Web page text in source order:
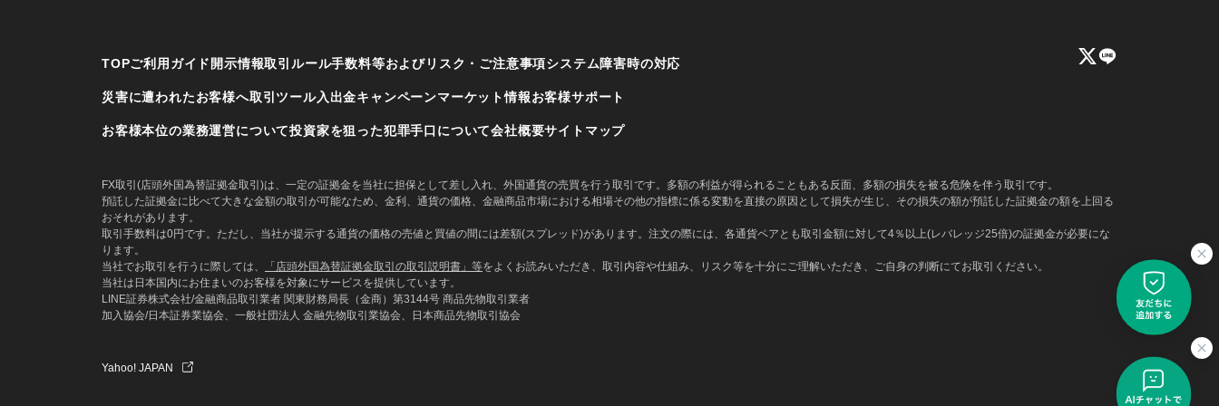
TOPご利用ガイド 開示情報取引ルール手数料等およびリスク・ご注意事項システム障害時の対応
災害に遭われたお客様へ取引ツール入出金キャンペーンマーケット情報お客様サポート
お客様本位の業務運営について投資家を狙った犯罪手口について会社概要サイトマップ
FX取引(店頭外国為替証拠金取引)は、一定の証拠金を当社に担保として差し入れ、外国通貨の売買を行う取引です。多額の利益が得られることもある反面、多額の損失を被る危険を伴う取引です。
預託した証拠金に比べて大きな金額の取引が可能なため、金利、通貨の価格、金融商品市場における相場その他の指標に係る変動を直接の原因として損失が生じ、その損失の額が預託した証拠金の額を上回る
おそれがあります。
取引手数料は0円です。ただし、当社が提示する通貨の価格の売値と買値の間には差額(スプレッド)があります。注文の際には、各通貨ペアとも取引金額に対して4％以上(レバレッジ25倍)の証拠金が必要にな
ります。
当社でお取引を行うに際しては、
「店頭外国為替証拠金取引の取引説明書」等をよくお読みいただき、取引内容や仕組み、リスク等を十分にご理解いただき、ご自身の判断にてお取引ください。
当社は日本国内にお住まいのお客様を対象にサービスを提供しています。
LINE証券株式会社/金融商品取引業者 関東財務局長（金商）第3144号 商品先物取引業者
加入協会/日本証券業協会、一般社団法人 金融先物取引業協会、日本商品先物取引協会
Yahoo! JAPAN